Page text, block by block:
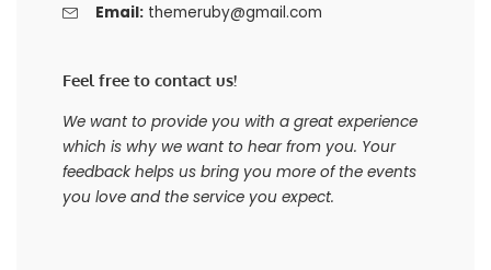
Email: themeruby@gmail.com
Feel free to contact us!
We want to provide you with a great experience
which is why we want to hear from you. Your
feedback helps us bring you more of the events
you love and the service you expect.